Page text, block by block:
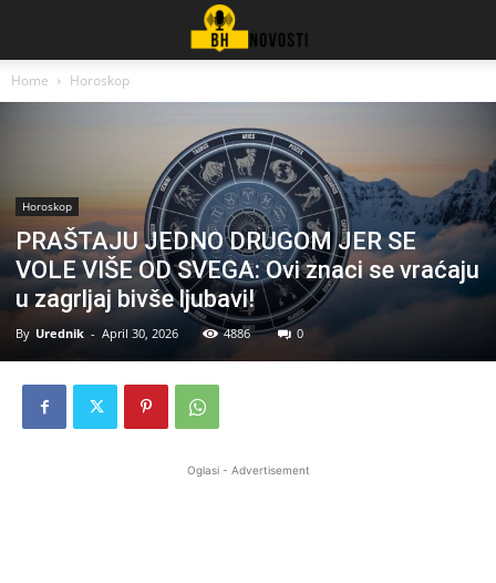
Home Horoskop
Horoskop
PRAŠTAJU JEDNO DRUGOM JER SE
VOLE VIŠE OD SVEGA: Ovi znaci se vraćaju
u zagrljaj bivše ljubavi!
By Urednik - April 30, 2026 4886 0
Oglasi - Advertisement